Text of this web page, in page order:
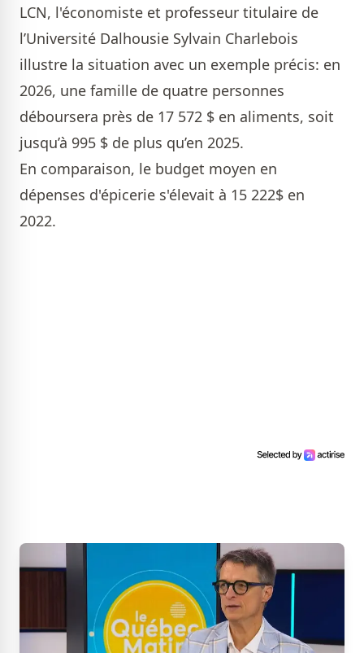
LCN, l'économiste et professeur titulaire de
l’Université Dalhousie Sylvain Charlebois
illustre la situation avec un exemple précis: en
2026, une famille de quatre personnes
déboursera près de 17 572 $ en aliments, soit
jusqu’à 995 $ de plus qu’en 2025.
En comparaison, le budget moyen en
dépenses d'épicerie s'élevait à 15 222$ en
2022.